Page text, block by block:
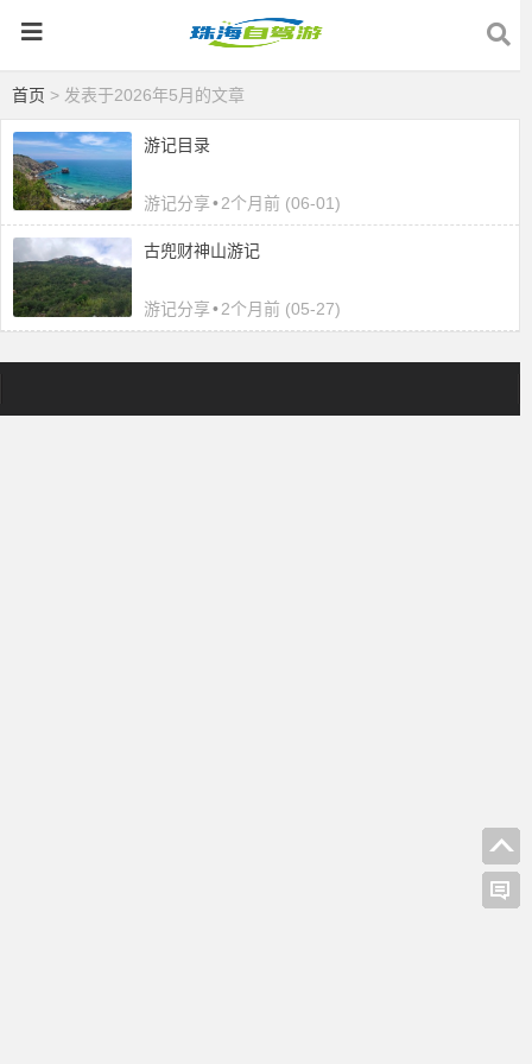
首页 > 发表于2026年5月的文章
游记目录
游记分享•2个月前 (06-01)
古兜财神山游记
游记分享•2个月前 (05-27)